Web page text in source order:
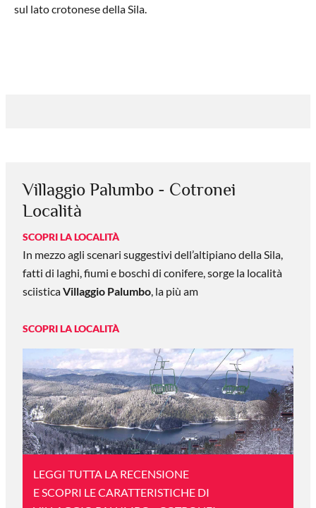
sul lato crotonese della Sila.
Villaggio Palumbo - Cotronei
Località
SCOPRI LA LOCALITÀ
In mezzo agli scenari suggestivi dell’altipiano della Sila,
fatti di laghi, fiumi e boschi di conifere, sorge la località
sciisticaVillaggio Palumbo, la più am
SCOPRI LA LOCALITÀ
LEGGI TUTTA LA RECENSIONE
E SCOPRI LE CARATTERISTICHE DI